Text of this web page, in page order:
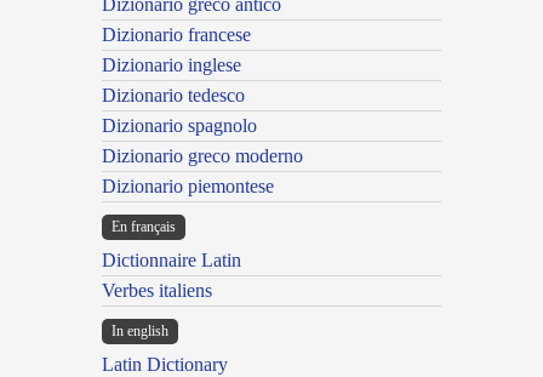
Dizionario greco antico
Dizionario francese
Dizionario inglese
Dizionario tedesco
Dizionario spagnolo
Dizionario greco moderno
Dizionario piemontese
En français
Dictionnaire Latin
Verbes italiens
In english
Latin Dictionary